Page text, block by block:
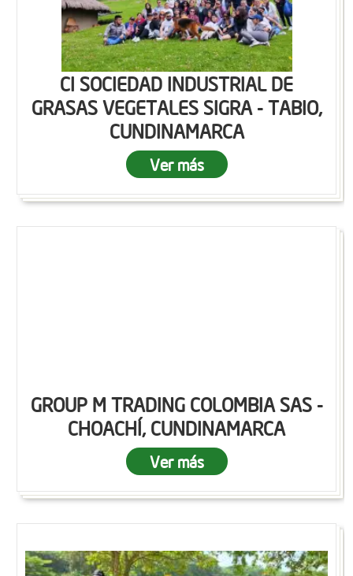
CI SOCIEDAD INDUSTRIAL DE
GRASAS VEGETALES SIGRA - TABIO,
CUNDINAMARCA
Ver más
GROUP M TRADING COLOMBIA SAS -
CHOACHÍ, CUNDINAMARCA
Ver más